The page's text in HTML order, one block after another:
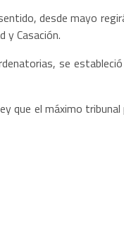
desde mayo
y Casación.
se
que el máximo